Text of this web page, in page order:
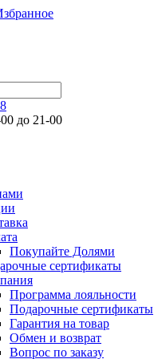
до 21-00
Покупайте Долями
сертификаты
Программа лояльности
Подарочные сертификаты
Гарантия на товар
Обмен и возврат
Вопрос по заказу